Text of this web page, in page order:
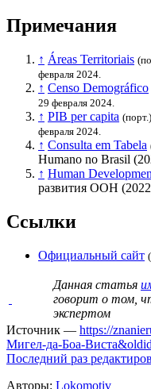
Примечания
↑ Áreas Territoriais
февраля 2024.
↑ Censo Demográfico
29 февраля 2024.
↑ PIB per capita (порт.)
февраля 2024.
↑ Consulta em Tabela
Humano no Brasil
↑ Human
развития ООН
Ссылки
Официальный сайт
Данная статья
говорит о том,
экспертом
Источник — https://
Мигел-да-Боа-
Последний раз
Авторы: Lokomotiv